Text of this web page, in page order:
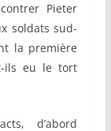
Pieter
soldats sud-
la première
ils eu le tort
d’abord